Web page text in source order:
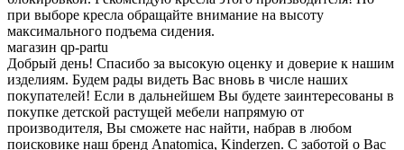
при выборе кресла обращайте внимание на высоту
максимального подъема сидения.
магазин qp-partu
Добрый день! Спасибо за высокую оценку и доверие к нашим
изделиям. Будем рады видеть Вас вновь в числе наших
покупателей! Если в дальнейшем Вы будете заинтересованы в
покупке детской растущей мебели напрямую от
производителя, Вы сможете нас найти, набрав в любом
поисковике наш бренд Anatomica, Kinderzen. С заботой о Вас